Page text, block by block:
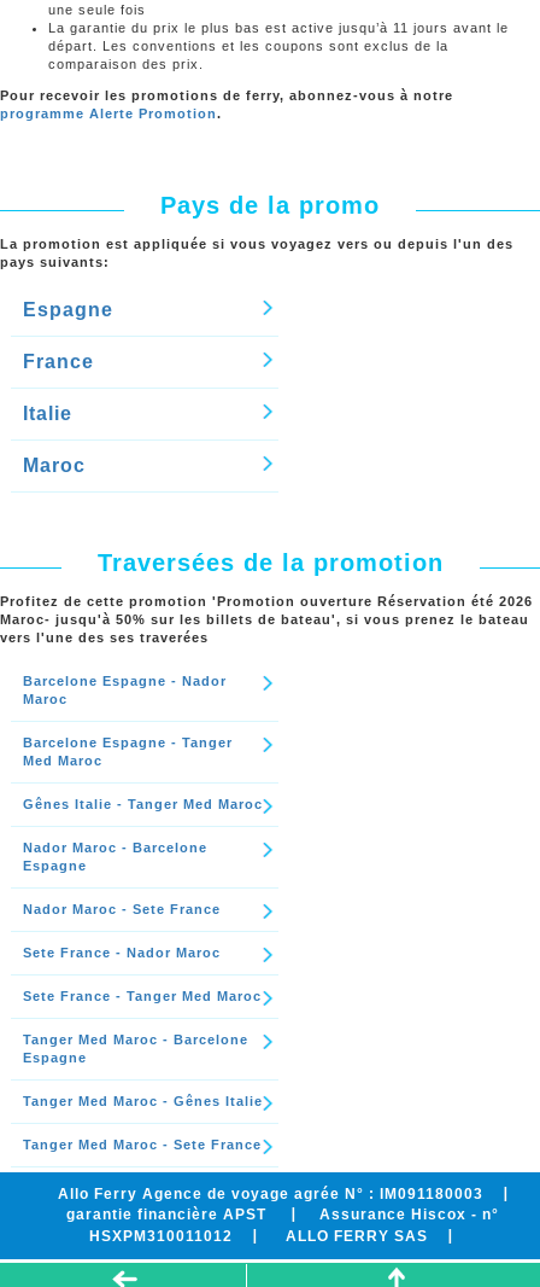
une seule fois
La garantie du prix le plus bas est active jusqu’à 11 jours avant le
départ. Les conventions et les coupons sont exclus de la
comparaison des prix.
Pour recevoir les promotions de ferry, abonnez-vous à notre
programme Alerte Promotion.
Pays de la promo
La promotion est appliquée si vous voyagez vers ou depuis l'un des
pays suivants:
Espagne
France
Italie
Maroc
Traversées de la promotion
Profitez de cette promotion 'Promotion ouverture Réservation été 2026
Maroc- jusqu'à 50% sur les billets de bateau', si vous prenez le bateau
vers l'une des ses traverées
Barcelone Espagne - Nador
Maroc
Barcelone Espagne - Tanger
Med Maroc
Gênes Italie - Tanger Med Maroc
Nador Maroc - Barcelone
Espagne
Nador Maroc - Sete France
Sete France - Nador Maroc
Sete France - Tanger Med Maroc
Tanger Med Maroc - Barcelone
Espagne
Tanger Med Maroc - Gênes Italie
Tanger Med Maroc - Sete France
Allo Ferry Agence de voyage agrée N° : IM091180003
garantie financière APST
Assurance Hiscox - n°
HSXPM310011012
ALLO FERRY SAS